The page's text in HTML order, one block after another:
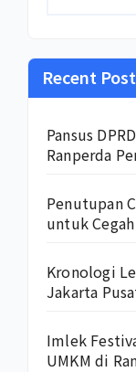
Recent
Pansus
Ranperda
Penutupan
untuk
Kronologi
Jakarta
Imlek
UMKM di